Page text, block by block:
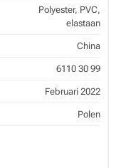
Polyester, PVC,
elastaan
China
6110 30 99
Februari 2022
Polen